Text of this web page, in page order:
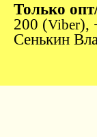
Только
200 (Viber),
Сенькин